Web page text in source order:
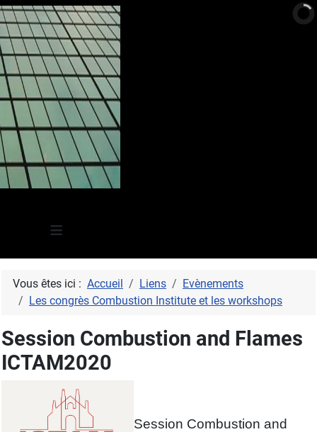
≡
Vous êtes ici : Accueil Liens
Evènements
Les congrès Combustion Institute et les workshops
Session Combustion and Flames
ICTAM2020
Session Combustion and